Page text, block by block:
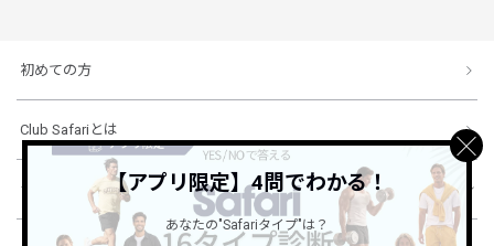
初めての方
Club Safariとは
ショッピングガイド【アプリ限定】4問でわかる！
あなたの"Safariタイプ"は？